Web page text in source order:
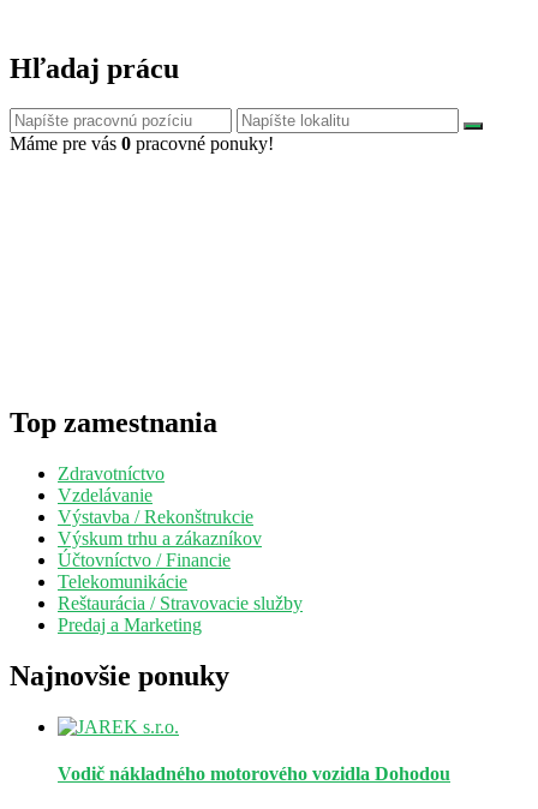
Hľadaj prácu
Máme pre vás 0 pracovné ponuky!
Top zamestnania
Zdravotníctvo
Vzdelávanie
Výstavba / Rekonštrukcie
Výskum trhu a zákazníkov
Účtovníctvo / Financie
Telekomunikácie
Reštaurácia / Stravovacie služby
Predaj a Marketing
Najnovšie ponuky
Vodič nákladného motorového vozidla Dohodou